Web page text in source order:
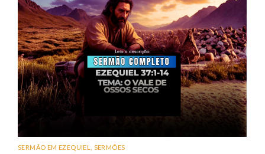
SERMÃO EM EZEQUIEL SERMÕES